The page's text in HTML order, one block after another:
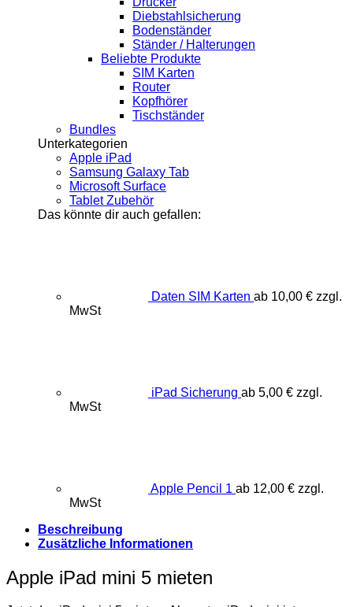
Diebstahlsicherung
Bodenständer
Ständer / Halterungen
Beliebte Produkte
SIM Karten
Router
Kopfhörer
Tischständer
Bundles
Unterkategorien
Apple iPad
Samsung Galaxy Tab
Microsoft Surface
Tablet Zubehör
Das könnte dir auch gefallen:
Daten SIM Karten ab 10,00 € zzgl.
MwSt
iPad Sicherung ab 5,00 € zzgl.
MwSt
Apple Pencil 1 ab 12,00 € zzgl.
MwSt
Beschreibung
Zusätzliche Informationen
Apple iPad mini 5 mieten